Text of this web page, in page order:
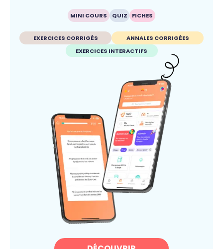
MINI COURS QUIZ FICHES
EXERCICES CORRIGÉS
ANNALES CORRIGÉES
EXERCICES INTERACTIFS